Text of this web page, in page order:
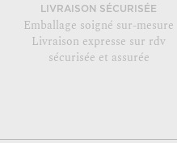
LIVRAISON SÉCURISÉE
Emballage soigné sur-mesure
Livraison expresse sur rdv
sécurisée et assurée